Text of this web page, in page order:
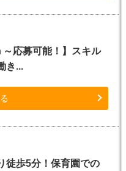
～応募可能！】スキル
き...
徒歩5分！保育園での